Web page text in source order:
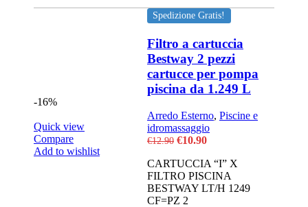
-16%
Quick view
Compare
Add to wishlist
Spedizione Gratis!
Filtro a cartuccia
Bestway 2 pezzi
cartucce per pompa
piscina da 1.249 L
Arredo Esterno, Piscine e
idromassaggio
€12.90 Il
originale
era:
€12.90.
€10.90Il
attuale
è:
€10.90.
CARTUCCIA “I” X
FILTRO PISCINA
BESTWAY LT/H 1249
CF=PZ 2